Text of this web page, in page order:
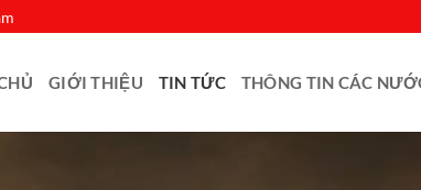
GIỚI THIỆU TIN TỨC THÔNG TIN CÁC